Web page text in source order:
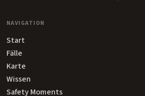
NAVIGATION
Start
Fälle
Karte
Wissen
Safety Moments